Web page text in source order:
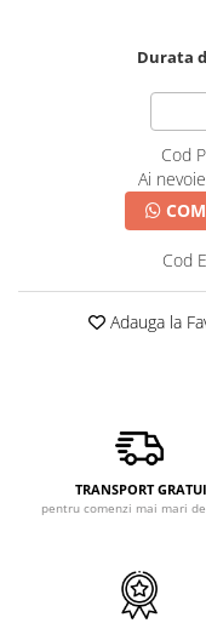
Durata
Cod
Ai
Cod
Adauga la
TRANSPORT
pentru comenzi mai mari